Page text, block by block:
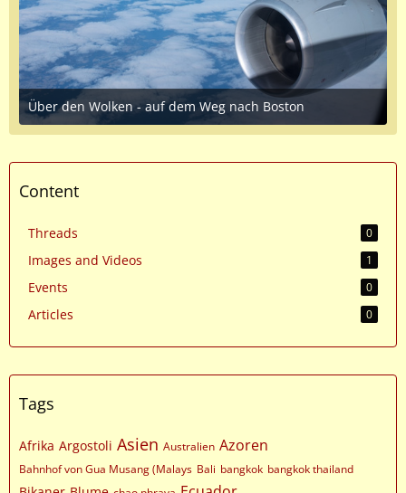
Über den Wolken - auf dem Weg nach Boston
October 19, 2016 at 1:50 AM
Content
Threads 0
Images and Videos 1
Events 0
Articles 0
Tags
Afrika Argostoli Asien Australien Azoren
Bahnhof von Gua Musang (Malays Bali bangkok bangkok thailand